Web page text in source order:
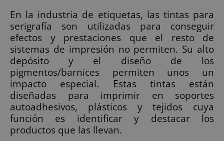
En la industria de etiquetas, las tintas para
serigrafía son utilizadas para conseguir
efectos y prestaciones que el resto de
sistemas de impresión no permiten. Su alto
depósito y el diseño de los
pigmentos/barnices permiten unos un
impacto especial. Estas tintas están
diseñadas para imprimir en soportes
autoadhesivos, plásticos y tejidos cuya
función es identificar y destacar los
productos que las llevan.